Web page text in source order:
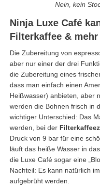
Nein, kein
Ninja Luxe Café
Filterkaffee & mehr
Die Zubereitung von
aber nur einer der drei
die Zubereitung eines
dass man einfach einen
Heißwasser) anbieten, aber
werden die Bohnen frisch in
wichtiger Unterschied: Das
werden, bei der
Druck von 9 bar für eine
läuft das heiße Wasser in
die Luxe Café sogar eine
Nachteil: Es kann natürlich
aufgebrüht werden.